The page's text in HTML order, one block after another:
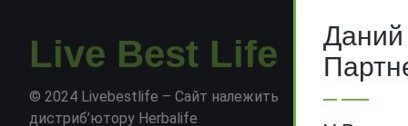
Live Best Life
© 2024 Livebestlife – Сайт належить
дистриб’ютору Herbalife
Telegram
Даний